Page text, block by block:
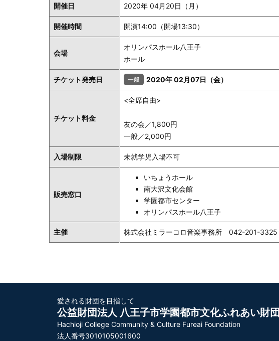
開催日 2020年 04月20日（月）
開催時間 開演14:00（開場13:30）
会場
オリンパスホール八王子
ホール
チケット発売日 2020年 02月07日（金）
チケット料金
<全席自由>
友の会／1,800円
一般／2,000円
入場制限 未就学児入場不可
販売窓口
いちょうホール
南大沢文化会館
学園都市センター
オリンパスホール八王子
主催 株式会社ミラーコロ音楽事務所 042-201-3325
愛される財団を目指して
公益財団法人 八王子市学園都市文化ふれあい財団
Hachioji College Community & Culture Fureai Foundation
法人番号3010105001600